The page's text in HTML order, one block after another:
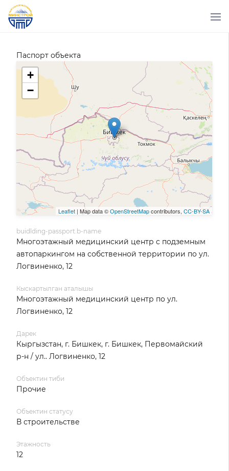
Паспорт объекта
+
−
Leaflet | Map data ©OpenStreetMapcontributors, CC-BY-SA
buidlding-passport.b-name
Многоэтажный медицинский центр с подземным
автопаркингом на собственной территории по ул.
Логвиненко, 12
Кыскартылган аталышы
Многоэтажный медицинский центр по ул.
Логвиненко, 12
Дарек
Кыргызстан, г. Бишкек, г. Бишкек, Первомайский
р-н / ул.. Логвиненко, 12
Объектин тиби
Прочие
Объектин статусу
В строительстве
Этажность
12